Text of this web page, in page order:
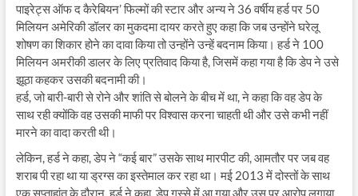
पाइरेट्स ऑफ द कैरेबियन’ फिल्मों की स्टार और अन्य ने 36 वर्षीय हर्ड पर 50
मिलियन अमेरिकी डॉलर का मुकदमा दायर करते हुए कहा कि जब उन्होंने घरेलू
शोषण का शिकार होने का दावा किया तो उन्होंने उन्हें बदनाम किया। हर्ड ने 100
मिलियन अमरीकी डालर के लिए प्रतिवाद किया है, जिसमें कहा गया है कि डेप ने उसे
झूठा कहकर उसकी बदनामी की।
हर्ड, जो बारी-बारी से रोने और शांति से बोलने के बीच में था, ने कहा कि वह डेप के
साथ रही क्योंकि वह उसकी माफी पर विश्वास करना चाहती थी और उसे कभी नहीं
मारने का वादा करती थी।
लेकिन, हर्ड ने कहा, डेप ने “कई बार” उसके साथ मारपीट की, आमतौर पर जब वह
शराब पी रहा था या ड्रग्स का इस्तेमाल कर रहा था। मई 2013 में दोस्तों के साथ
एक सप्ताहांत के दौरान, हर्ड ने कहा, डेप गुस्से में आ गया और उस पर आरोप लगाया